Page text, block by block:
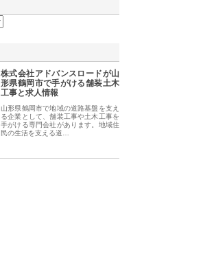
株式会社アドバンスロードが山
形県鶴岡市で手がける舗装土木
工事と求人情報
山形県鶴岡市で地域の道路基盤を支え
る企業として、舗装工事や土木工事を
手がける専門会社があります。地域住
民の生活を支える道…